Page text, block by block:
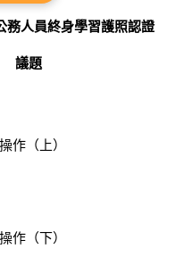
務人員終身學習護照認證
議題
作（上）
作（下）